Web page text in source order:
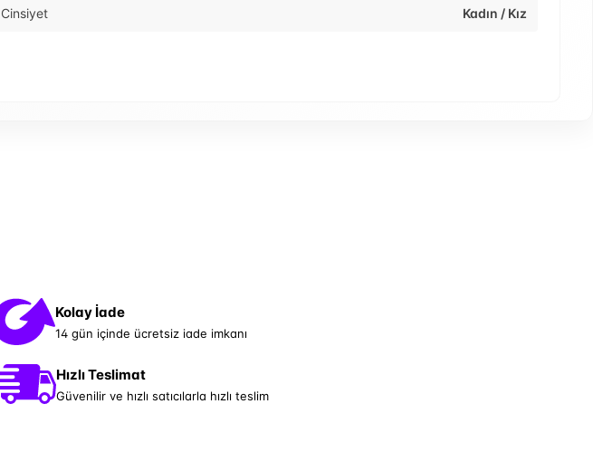
Cinsiyet Kadın / Kız
Kolay İade
14 gün içinde ücretsiz iade imkanı
Hızlı Teslimat
Güvenilir ve hızlı satıcılarla hızlı teslim